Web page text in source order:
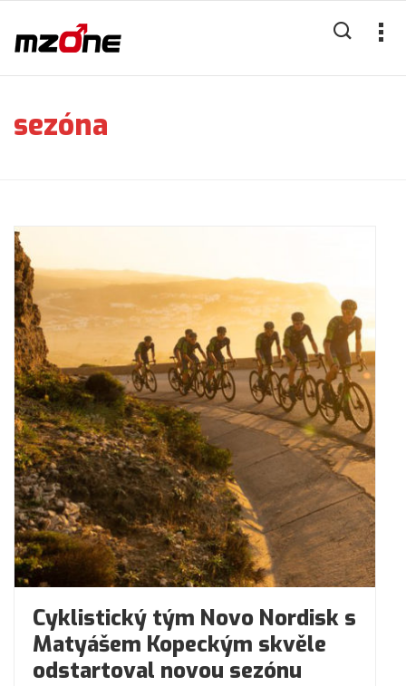
sezóna
Cyklistický tým Novo Nordisk s
Matyášem Kopeckým skvěle
odstartoval novou sezónu